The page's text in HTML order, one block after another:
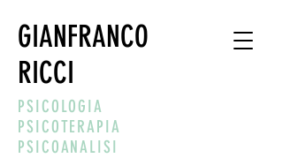
GIANFRANCO
RICCI
PSICOLOGIA
PSICOTERAPIA
PSICOANALISI